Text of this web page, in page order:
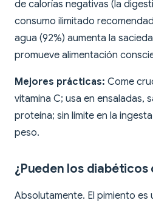
de calorías negativas (la
consumo ilimitado
agua (92%) aumenta la
promueve alimentación
Mejores prácticas: Come
vitamina C; usa en ensaladas,
proteína; sin límite en la
peso.
¿Pueden los
Absolutamente. El pimiento es